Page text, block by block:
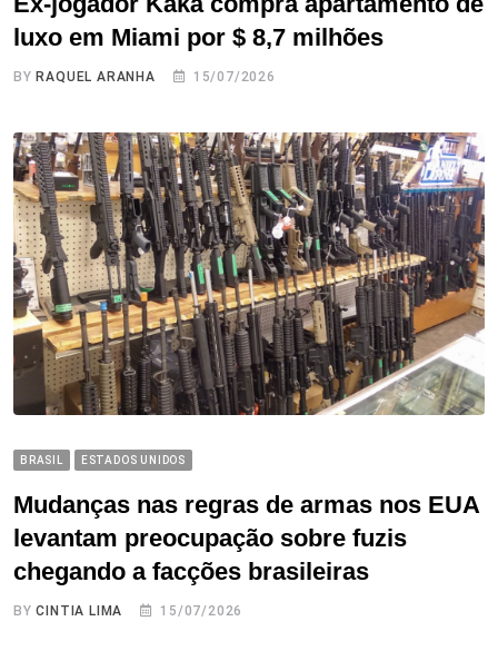
luxo em Miami por $ 8,7 milhões
BY RAQUEL ARANHA 15/07/2026
BRASIL ESTADOS UNIDOS
Mudanças nas regras de armas nos EUA
levantam preocupação sobre fuzis
chegando a facções brasileiras
BYCINTIA LIMA 15/07/2026